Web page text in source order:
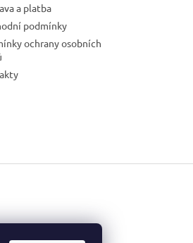
a platba
podmínky
ochrany osobních